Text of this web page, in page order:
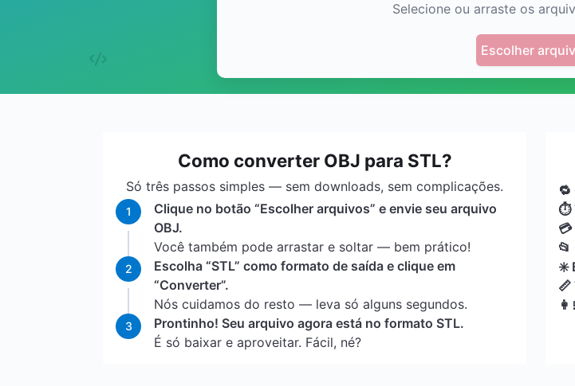
Selecione ou arraste os
Escolher
Como converter OBJ para STL?
Só três passos simples — sem downloads, sem complicações.
1
Clique no botão “Escolher arquivos” e envie seu arquivo
OBJ.
Você também pode arrastar e soltar — bem prático!
2
Escolha “STL” como formato de saída e clique em
“Converter”.
Nós cuidamos do resto — leva só alguns segundos.
3
Prontinho! Seu arquivo agora está no formato STL.
É só baixar e aproveitar. Fácil, né?
⏱
✳️